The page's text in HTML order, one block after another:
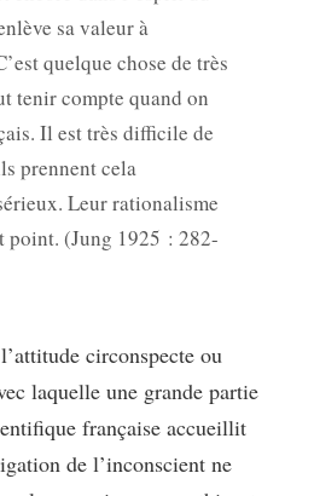
sa valeur à
quelque chose de très
tenir compte quand on
Il est très difficile de
prennent cela
Leur rationalisme
point. (Jung 1925 : 282-
circonspecte ou
laquelle une grande partie
française accueillit
de l’inconscient ne